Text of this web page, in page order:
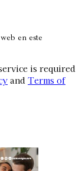
en este
is required
and Terms of